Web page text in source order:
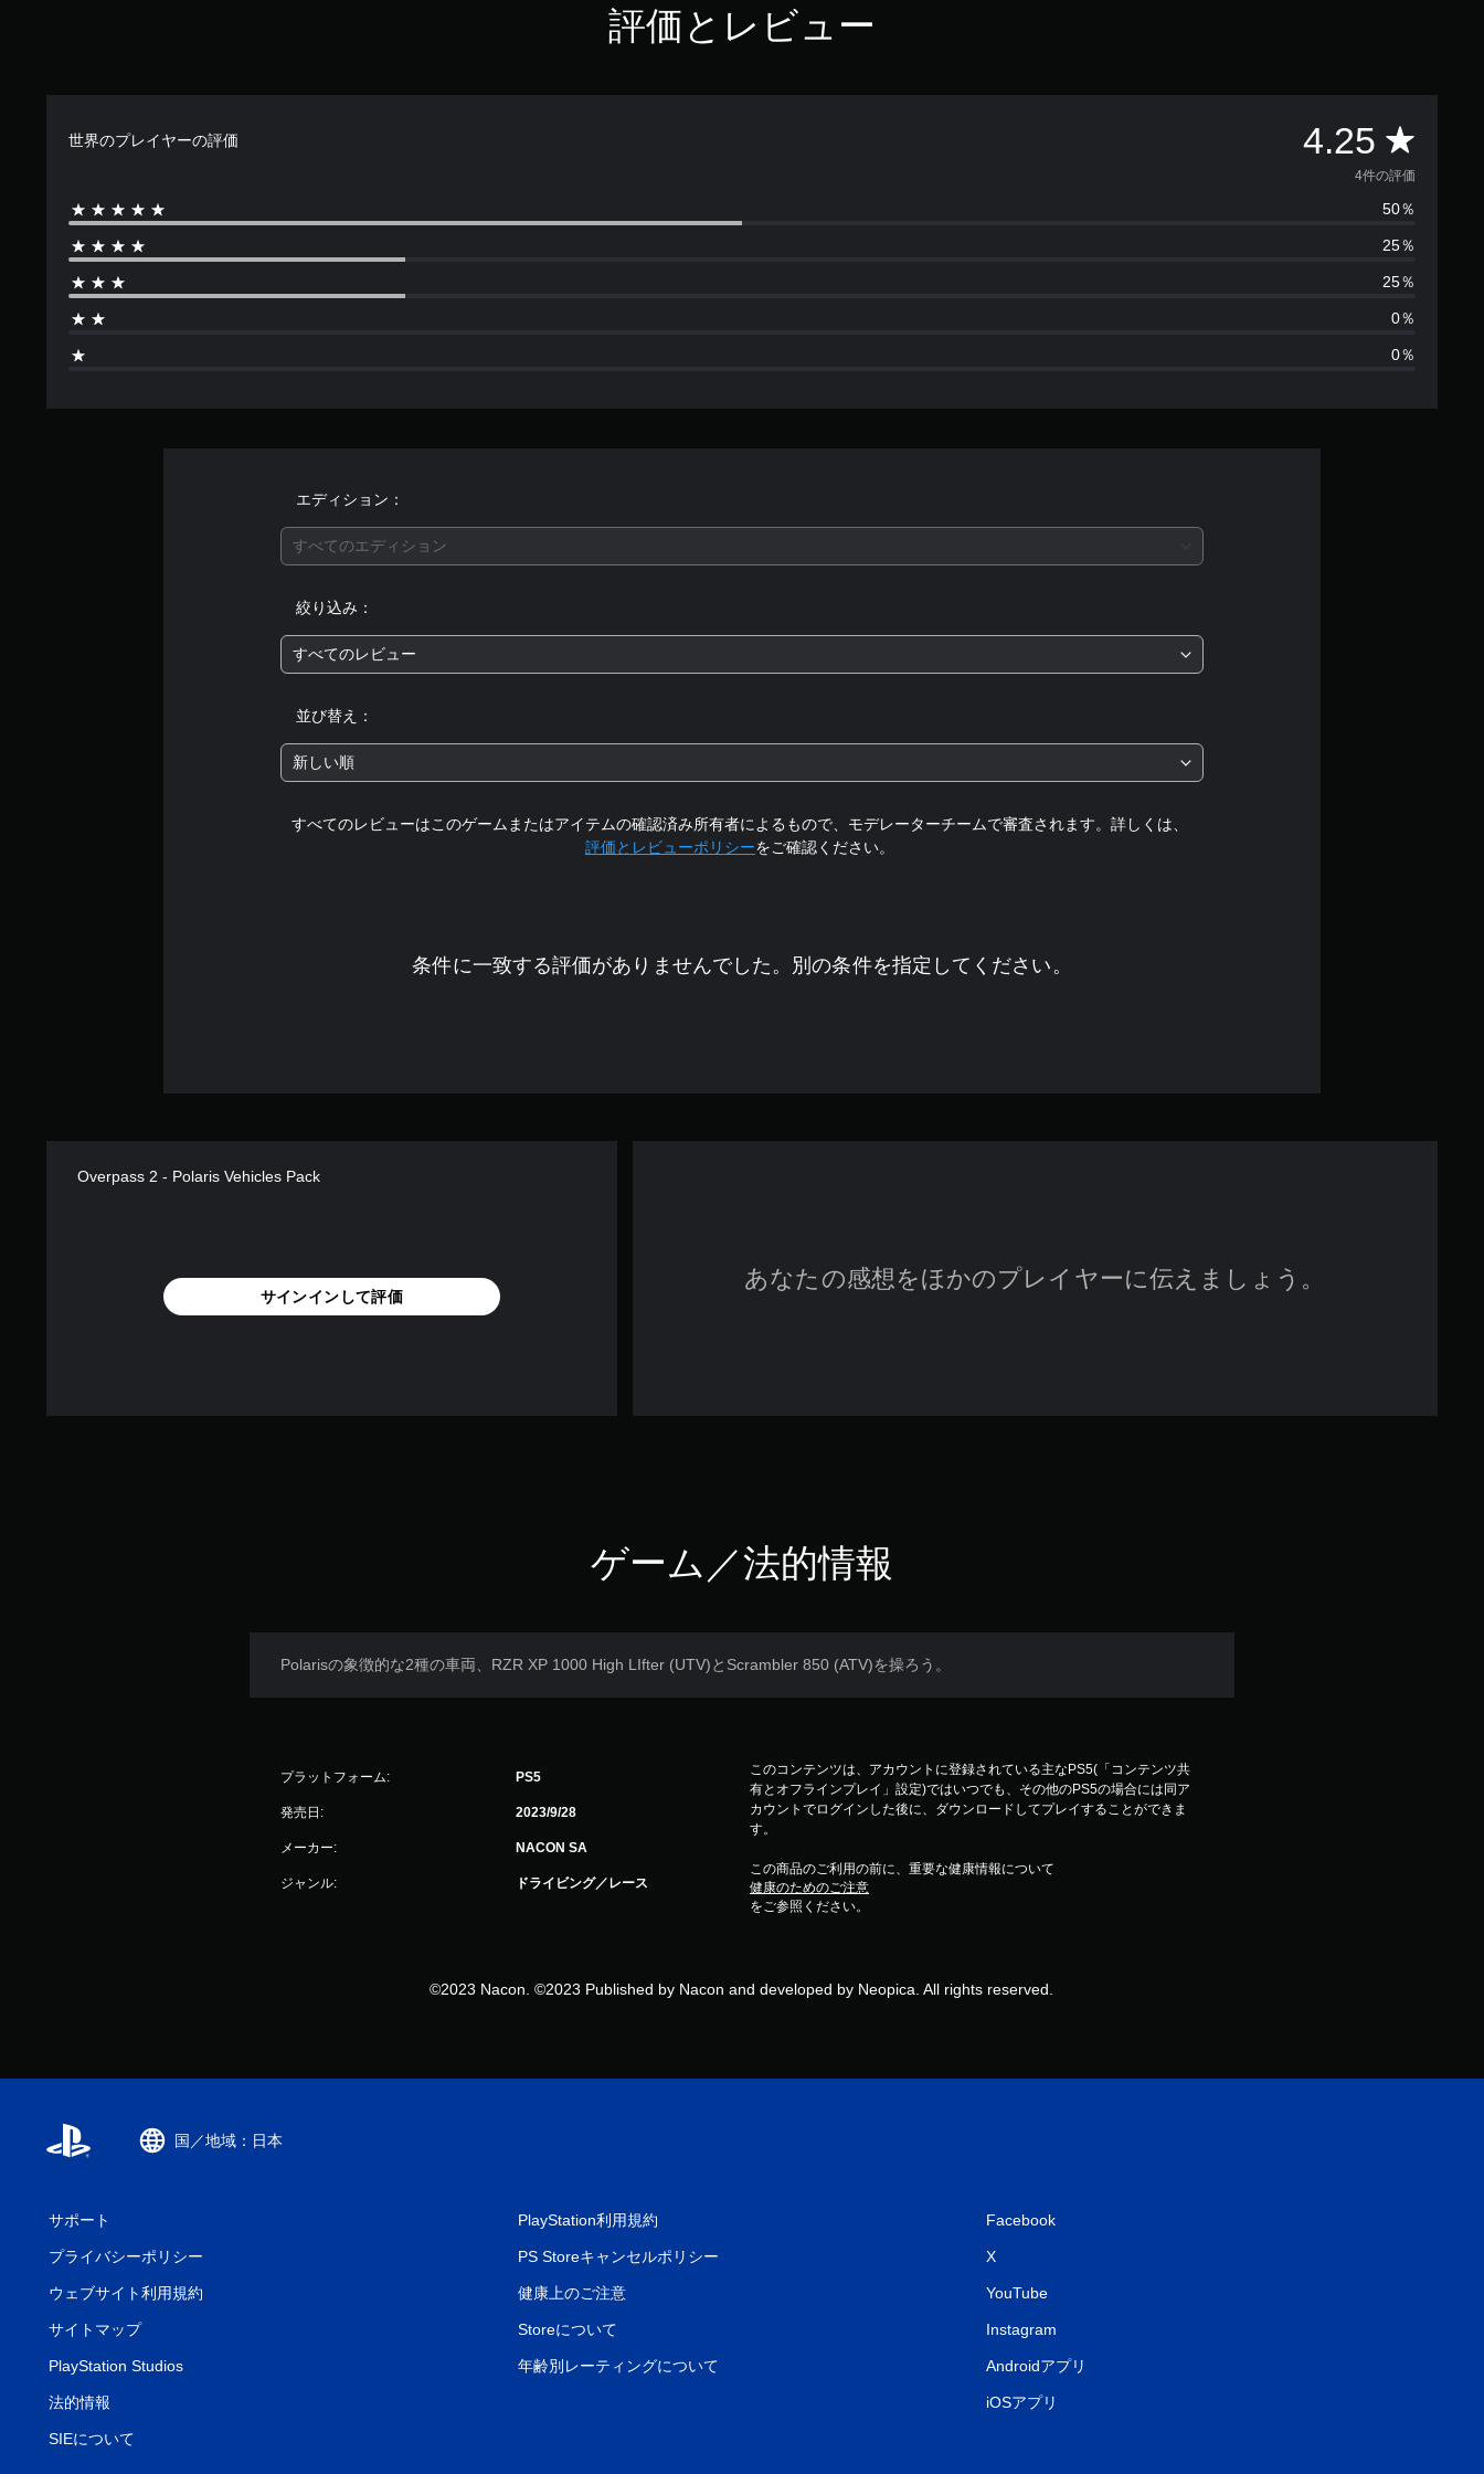
評価とレビュー
世界のプレイヤーの評価 4.25 評
価
数
は
4
、
平
4件の評価
50％
25％
25％
0％
0％
エディション：
すべてのエディション
絞り込み：
すべてのレビュー
並び替え：
新しい順
すべてのレビューはこのゲームまたはアイテムの確認済み所有者によるもので、モデレーターチームで審査されます。詳しくは、
評価とレビューポリシーをご確認ください。
条件に一致する評価がありませんでした。別の条件を指定してください。
Overpass 2 - Polaris Vehicles Pack
サインインして評価
あなたの感想をほかのプレイヤーに伝えましょう。
ゲーム／法的情報
Polarisの象徴的な2種の車両、RZR XP 1000 High LIfter (UTV)とScrambler 850 (ATV)を操ろう。
プラットフォーム: PS5
発売日: 2023/9/28
メーカー: NACON SA
ジャンル: ドライビング／レース
このコンテンツは、アカウントに登録されている主なPS5(「コンテンツ共
有とオフラインプレイ」設定)ではいつでも、その他のPS5の場合には同ア
カウントでログインした後に、ダウンロードしてプレイすることができま
す。
この商品のご利用の前に、重要な健康情報について
健康のためのご注意
をご参照ください。
©2023 Nacon. ©2023 Published by Nacon and developed by Neopica. All rights reserved.
国／地域：日本
サポート
プライバシーポリシー
ウェブサイト利用規約
サイトマップ
PlayStation Studios
法的情報
SIEについて
PlayStation利用規約
PS Storeキャンセルポリシー
健康上のご注意
Storeについて
年齢別レーティングについて
Facebook
X
YouTube
Instagram
Androidアプリ
iOSアプリ